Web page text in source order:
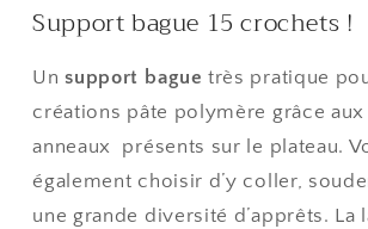
pièces)
pièces)
Support bague 15 crochets !
Unsupport bague très pratique
créations pâte polymère grâce aux
anneaux présents sur le plateau.
également choisir d’y coller,
une grande diversité d’apprêts. La